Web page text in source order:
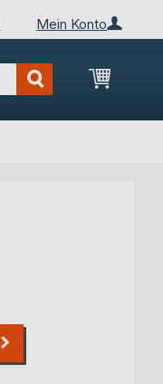
Mein Konto
Mein